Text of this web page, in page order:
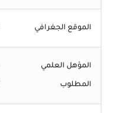
الموقع الجغرافي
المؤهل العلمي
المطلوب